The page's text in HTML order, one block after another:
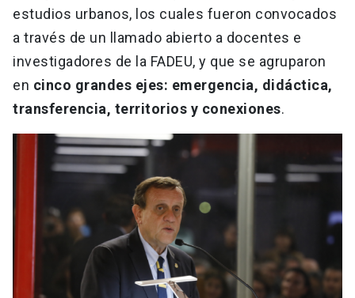
estudios urbanos, los cuales fueron convocados
a través de un llamado abierto a docentes e
investigadores de la FADEU, y que se agruparon
en cinco grandes ejes: emergencia, didáctica,
transferencia, territorios y conexiones.